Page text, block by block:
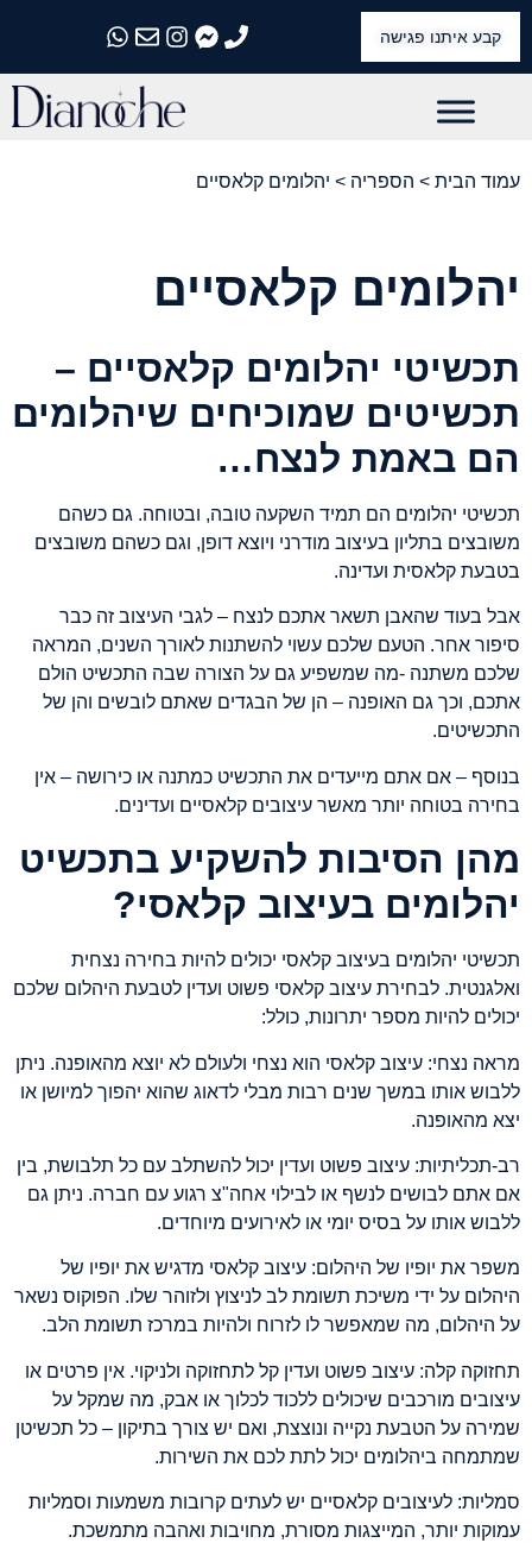
קבע איתנו פגישה
התקשרו אלינו
התקשרו אלינו
התקשרו אלינו
התקשרו אלינו
התקשרו אלינו
עמוד הבית > הספריה > יהלומים קלאסיים
יהלומים קלאסיים
תכשיטי יהלומים קלאסיים –
תכשיטים שמוכיחים שיהלומים
הם באמת לנצח…
תכשיטי יהלומים הם תמיד השקעה טובה, ובטוחה. גם כשהם
משובצים בתליון בעיצוב מודרני ויוצא דופן, וגם כשהם משובצים
בטבעת קלאסית ועדינה.
אבל בעוד שהאבן תשאר אתכם לנצח – לגבי העיצוב זה כבר
סיפור אחר. הטעם שלכם עשוי להשתנות לאורך השנים, המראה
שלכם משתנה -מה שמשפיע גם על הצורה שבה התכשיט הולם
אתכם, וכך גם האופנה – הן של הבגדים שאתם לובשים והן של
התכשיטים.
בנוסף – אם אתם מייעדים את התכשיט כמתנה או כירושה – אין
בחירה בטוחה יותר מאשר עיצובים קלאסיים ועדינים.
מהן הסיבות להשקיע בתכשיט
יהלומים בעיצוב קלאסי?
תכשיטי יהלומים בעיצוב קלאסי יכולים להיות בחירה נצחית
ואלגנטית. לבחירת עיצוב קלאסי פשוט ועדין לטבעת היהלום שלכם
יכולים להיות מספר יתרונות, כולל:
מראה נצחי: עיצוב קלאסי הוא נצחי ולעולם לא יוצא מהאופנה. ניתן
ללבוש אותו במשך שנים רבות מבלי לדאוג שהוא יהפוך למיושן או
יצא מהאופנה.
רב-תכליתיות: עיצוב פשוט ועדין יכול להשתלב עם כל תלבושת, בין
אם אתם לבושים לנשף או לבילוי אחה"צ רגוע עם חברה. ניתן גם
ללבוש אותו על בסיס יומי או לאירועים מיוחדים.
משפר את יופיו של היהלום: עיצוב קלאסי מדגיש את יופיו של
היהלום על ידי משיכת תשומת לב לניצוץ ולזוהר שלו. הפוקוס נשאר
על היהלום, מה שמאפשר לו לזרוח ולהיות במרכז תשומת הלב.
תחזוקה קלה: עיצוב פשוט ועדין קל לתחזוקה ולניקוי. אין פרטים או
עיצובים מורכבים שיכולים ללכוד לכלוך או אבק, מה שמקל על
שמירה על הטבעת נקייה ונוצצת, ואם יש צורך בתיקון – כל תכשיטן
שמתמחה ביהלומים יכול לתת לכם את השירות.
סמליות: לעיצובים קלאסיים יש לעתים קרובות משמעות וסמליות
עמוקות יותר, המייצגות מסורת, מחויבות ואהבה מתמשכת.